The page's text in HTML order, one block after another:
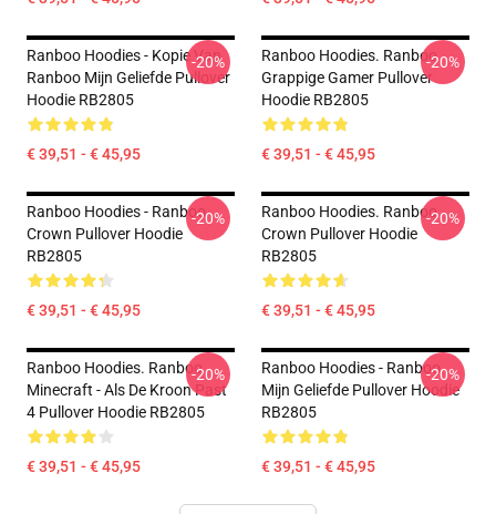
Ranboo Hoodies - Kopie Van
Ranboo Mijn Geliefde Pullover
Hoodie RB2805
€ 39,51 - € 45,95
-20%
Ranboo Hoodies. Ranboo
Grappige Gamer Pullover
Hoodie RB2805
€ 39,51 - € 45,95
-20%
Ranboo Hoodies - Ranboo
Crown Pullover Hoodie
RB2805
€ 39,51 - € 45,95
-20%
Ranboo Hoodies. Ranboo
Crown Pullover Hoodie
RB2805
€ 39,51 - € 45,95
-20%
Ranboo Hoodies. Ranboo
Minecraft - Als De Kroon Past
4 Pullover Hoodie RB2805
€ 39,51 - € 45,95
-20%
Ranboo Hoodies - Ranboo
Mijn Geliefde Pullover Hoodie
RB2805
€ 39,51 - € 45,95
-20%